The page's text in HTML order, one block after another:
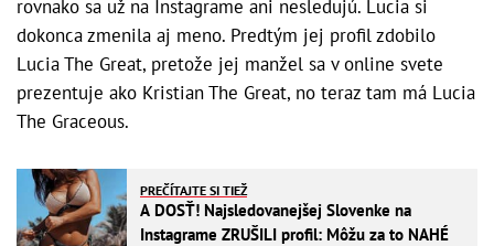
rovnako sa už na Instagrame ani nesledujú. Lucia si
dokonca zmenila aj meno. Predtým jej profil zdobilo
Lucia The Great, pretože jej manžel sa v online svete
prezentuje ako Kristian The Great, no teraz tam má Lucia
The Graceous.
PREČÍTAJTE SI TIEŽ
A DOSŤ! Najsledovanejšej Slovenke na
Instagrame ZRUŠILI profil: Môžu za to NAHÉ